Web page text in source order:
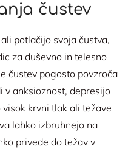
čustev
potlačijo svoja čustva,
za duševno in telesno
čustev pogosto povzroča
v anksioznost, depresijo
krvni tlak ali težave
lahko izbruhnejo na
privede do težav v